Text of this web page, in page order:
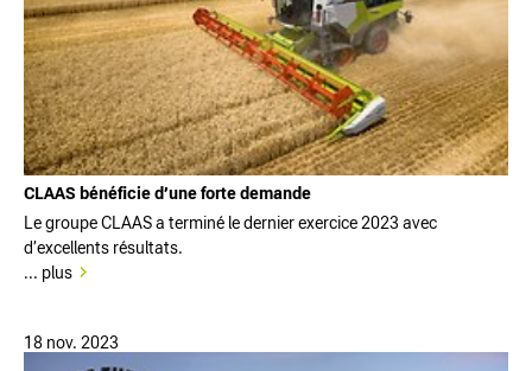
CLAAS bénéficie d’une forte demande
Le groupe CLAAS a terminé le dernier exercice 2023 avec
d’excellents résultats.
... plus
18 nov. 2023